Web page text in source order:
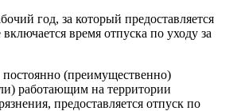
год, за который предоставляется
время отпуска по уходу за
(преимущественно)
работающим на территории
предоставляется отпуск по